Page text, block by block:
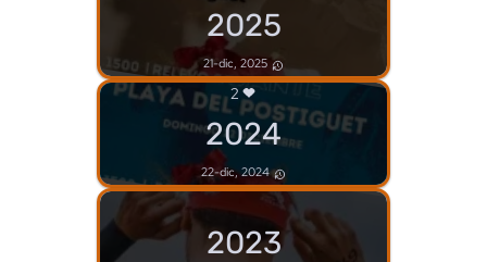
2025
21-dic, 2025
2
2024
22-dic, 2024
2023